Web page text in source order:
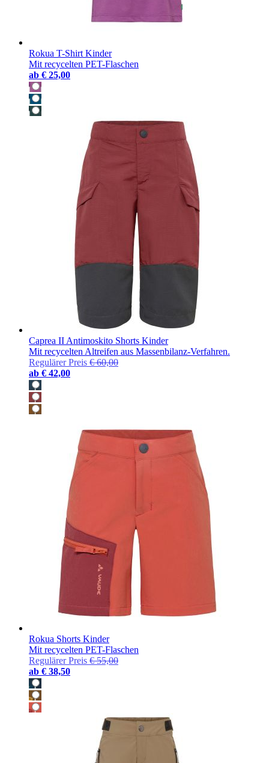
Rokua T-Shirt Kinder
Mit recycelten PET-Flaschen
ab € 25,00
Caprea II Antimoskito Shorts Kinder
Mit recycelten Altreifen aus Massenbilanz-Verfahren.
Regulärer Preis € 60,00
ab € 42,00
Rokua Shorts Kinder
Mit recycelten PET-Flaschen
Regulärer Preis € 55,00
ab € 38,50